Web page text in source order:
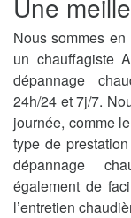
Nous sommes
un chauffagiste
dépannage
24h/24 et 7j/7.
journée, comme
type de
dépannage
également de
l’entretien